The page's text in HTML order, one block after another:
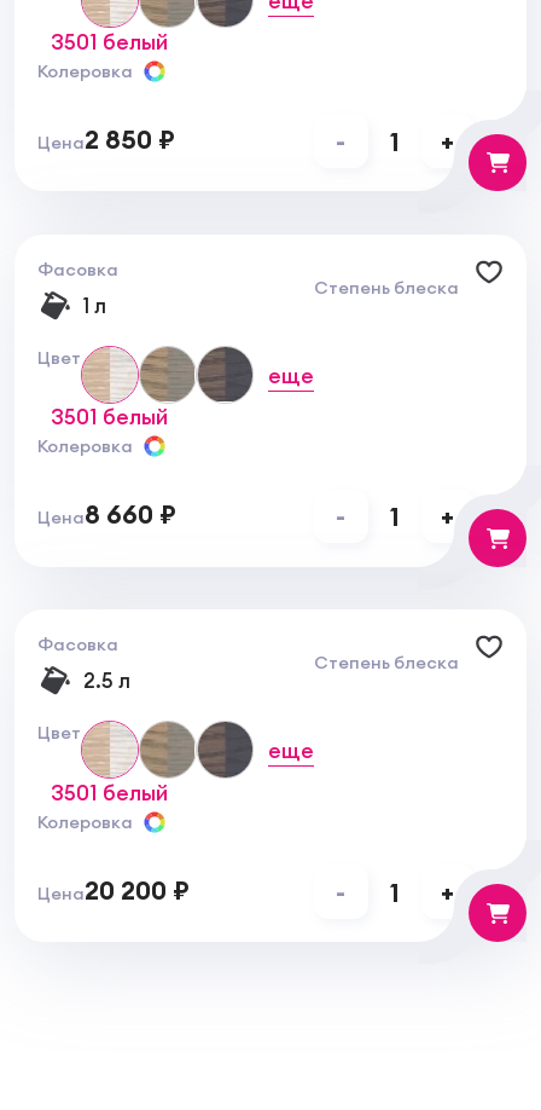
3501 белый
Колеровка
Цена2 850 ₽ - 1 +
Фасовка
1 л
Степень блеска
Цвет
3501 белый
еще
Колеровка
Цена8 660 ₽ - 1 +
Фасовка
2.5 л
Степень блеска
Цвет
3501 белый
еще
Колеровка
Цена20 200 ₽ - 1 +